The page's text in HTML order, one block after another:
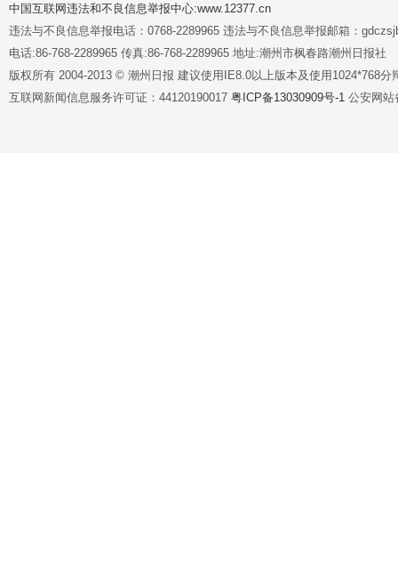
中国互联网违法和不良信息举报中心:www.12377.cn
违法与不良信息举报电话：0768-2289965 违法与不良信息举报邮箱：
电话:86-768-2289965 传真:86-768-2289965 地址:潮州市枫春路潮州日报社
版权所有 2004-2013 © 潮州日报 建议使用IE8.0以上版本及使用1024*768分
互联网新闻信息服务许可证：44120190017 粤ICP备13030909号-1 公安网站